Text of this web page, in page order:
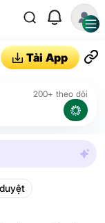
Tải App
200+ theo dõi